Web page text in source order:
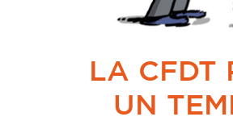
LA CFDT
UN